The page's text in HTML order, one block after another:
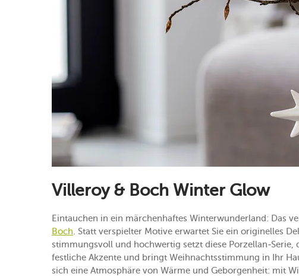
Villeroy & Boch Winter Glow
Eintauchen in ein märchenhaftes Winterwunderland: Das
Boch. Statt verspielter Motive erwartet Sie ein originelles
stimmungsvoll und hochwertig setzt diese Porzellan-Serie,
festliche Akzente und bringt Weihnachtsstimmung in Ihr
sich eine Atmosphäre von Wärme und Geborgenheit: mit